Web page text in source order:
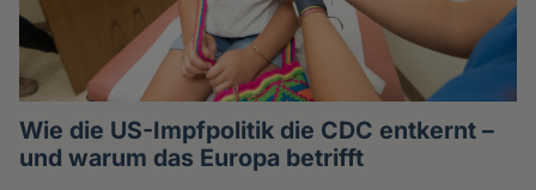
Wie die US-Impfpolitik die CDC entkernt –
und warum das Europa betrifft